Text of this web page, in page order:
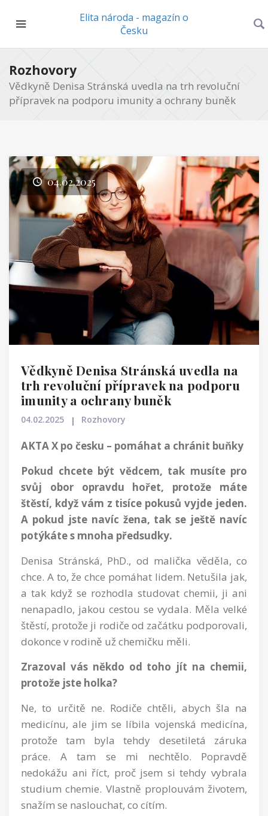
Elita národa - magazín o
Česku
Rozhovory
Vědkyně Denisa Stránská uvedla na trh revoluční
přípravek na podporu imunity a ochrany buněk
04.02.2025
Vědkyně Denisa Stránská uvedla na
trh revoluční přípravek na podporu
imunity a ochrany buněk
04.02.2025 Rozhovory
AKTA X po česku – pomáhat a chránit buňky
Pokud chcete být vědcem, tak musíte pro
svůj obor opravdu hořet, protože máte
štěstí, když vám z tisíce pokusů vyjde jeden.
A pokud jste navíc žena, tak se ještě navíc
potýkáte s mnoha předsudky.
Denisa Stránská, PhD., od malička věděla, co
chce. A to, že chce pomáhat lidem. Netušila jak,
a tak když se rozhodla studovat chemii, ji ani
nenapadlo, jakou cestou se vydala. Měla velké
štěstí, protože ji rodiče od začátku podporovali,
dokonce v rodině už chemičku měli.
Zrazoval vás někdo od toho jít na chemii,
protože jste holka?
Ne, to určitě ne. Rodiče chtěli, abych šla na
medicínu, ale jim se líbila vojenská medicína,
protože tam byla tehdy desetiletá záruka
práce. A tam se mi nechtělo. Popravdě
nedokážu ani říct, proč jsem si tehdy vybrala
studium chemie. Vlastně proplouvám životem,
snažím se naslouchat, co cítím.